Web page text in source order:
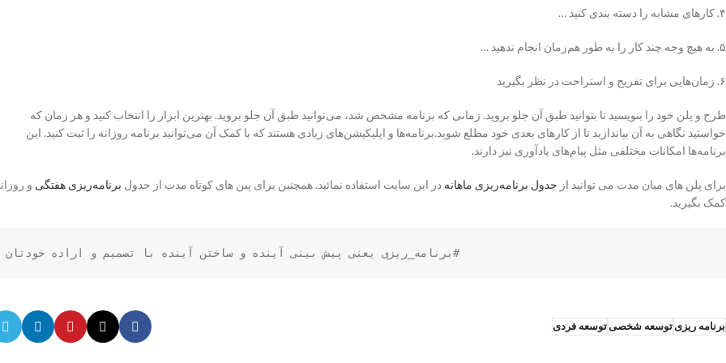
۴. کارهای مشابه را دسته بندی کنید …
۵. به هیچ وجه چند کار را به طور هم‌زمان انجام ندهید …
۶. زمان‌هایی برای تفریح و استراحت در نظر بگیرید
طرح و پلن خود را بنویسید تا بتوانید طبق آن جلو بروید. زمانی که برنامه مشخص شد، می‌توانید طبق آن جلو بروید. بهترین ابزار را انتخاب کنید و هر زمان که
خواستید نگاهی به آن بیاندازید تا از کارهای بعدی خود مطلع شوید.برنامه‌ها و اپلیکیشن‌های زیادی هستند که با کمک آن می‌توانید برنامه روزانه را ثبت کنید. این
برنامه‌ها امکانات مختلفی مثل پیام‌های یادآوری نیز دارند.
برای پلن های میان مدت می توانید از جدول برنامهریزی ماهانه در این سایت استفاده نمائید. همچنین برای پبن های کوتاه مدت از جدول برنامهریزی هفتگی و
کمک بگیرید.
#برنامه_ریزی یعنی پیش بینی آینده و ساختن آینده با تصمیم و اراده خودتان
برنامه ریزی توسعه شخصیتوسعه فردی